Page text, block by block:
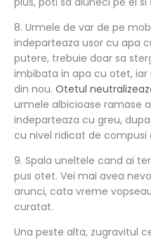
8. Urmele de var de pe
indeparteaza usor cu apa
putere, trebuie doar sa
imbibata in apa cu otet,
din nou. Otetul
urmele albicioase ramase
indeparteaza cu greu,
cu nivel ridicat de compusi
9. Spala uneltele cand ai
pus otet. Vei mai avea
arunci, cata vreme
curatat.
Una peste alta, zugravitul